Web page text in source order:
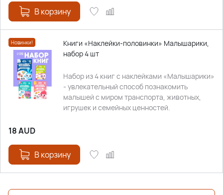
В корзину
Новинки!
Книги «Наклейки-половинки» Малышарики,
набор 4 шт
Набор из 4 книг с наклейками «Малышарики»
- увлекательный способ познакомить
малышей с миром транспорта, животных,
игрушек и семейных ценностей.
18AUD
В корзину